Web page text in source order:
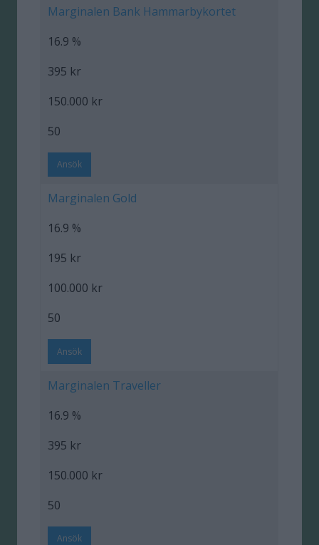
Marginalen Bank Hammarbykortet
16.9 %
395 kr
150.000 kr
50
Ansök
Marginalen Gold
16.9 %
195 kr
100.000 kr
50
Ansök
Marginalen Traveller
16.9 %
395 kr
150.000 kr
50
Ansök